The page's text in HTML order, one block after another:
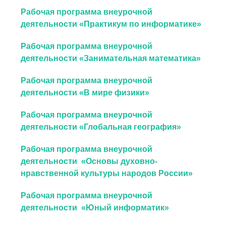
Рабочая программа внеурочной
деятельности «Практикум по информатике»
Рабочая программа внеурочной
деятельности «Занимательная математика»
Рабочая программа внеурочной
деятельности «В мире физики»
Рабочая программа внеурочной
деятельности «Глобальная география»
Рабочая программа внеурочной
деятельности «Основы духовно-
нравственной культуры народов России»
Рабочая программа внеурочной
деятельности «Юный информатик»